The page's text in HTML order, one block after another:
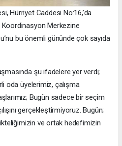
Hürriyet Caddesi No:16,’da
Koordinasyon Merkezine
bu önemli gününde çok sayıda
şu ifadelere yer verdi;
oda üyelerimiz, çalışma
Bugün sadece bir seçim
gerçekleştirmiyoruz. Bugün;
ve ortak hedefimizin